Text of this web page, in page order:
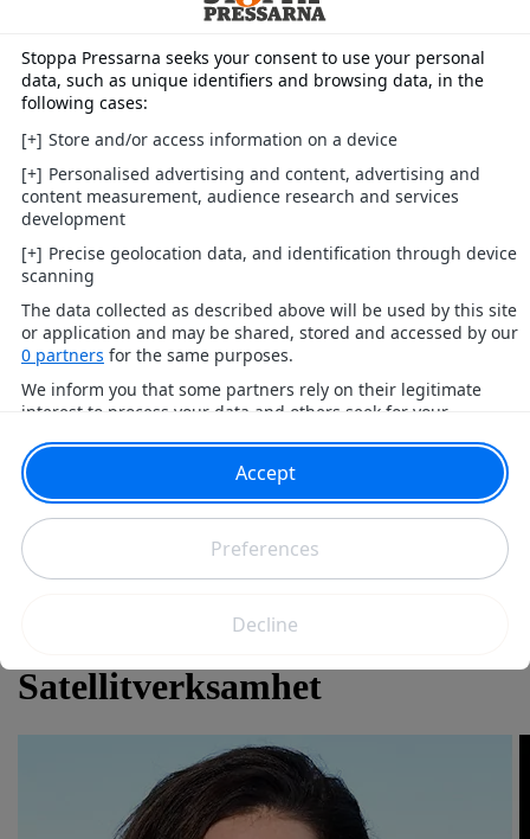
Kontakta oss
Annonsera
Redaktion
Arkiv
Redaktionell policy
Har du ett nyhetstips?
Tipsa oss!
Senaste nytt
Svenskt
Kungligt
Hollywood & Världen
Vi avslöjar
Kändisar A-Ö
Annonsera
Redaktion
Redaktionell policy
Satellitverksamhet